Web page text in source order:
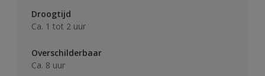
Droogtijd
Ca. 1 tot 2 uur
Overschilderbaar
Ca. 8 uur